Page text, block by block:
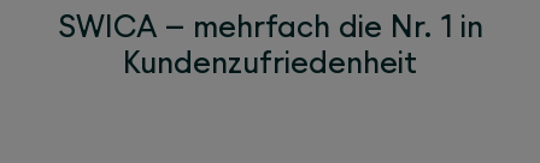
SWICA – mehrfach die Nr. 1 in
Kundenzufriedenheit